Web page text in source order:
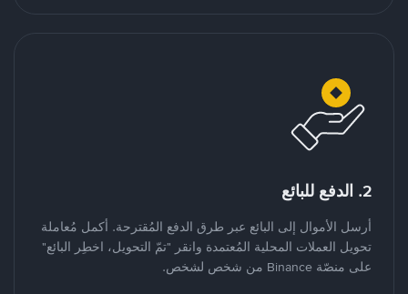
2. الدفع للبائع
أرسل الأموال إلى البائع عبر طرق الدفع المُقترحة. أكمل مُعاملة
تحويل العملات المحلية المُعتمدة وانقر "تمّ التحويل، اخطِر البائع"
على منصّة Binance من شخص لشخص.